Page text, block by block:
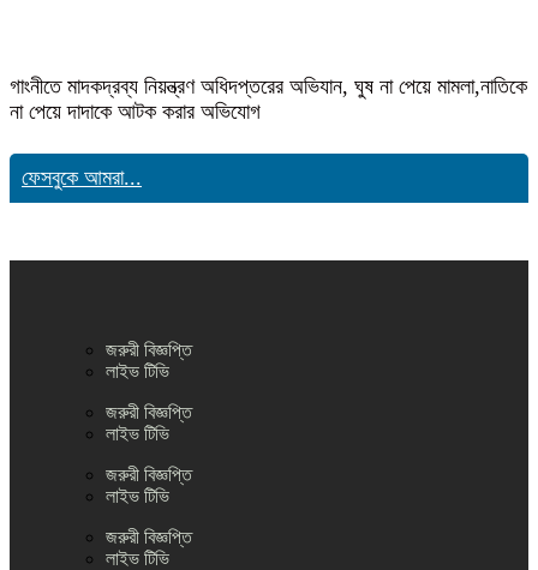
গাংনীতে মাদকদ্রব্য নিয়ন্ত্রণ অধিদপ্তরের অভিযান, ঘুষ না পেয়ে মামলা,নাতিকে
না পেয়ে দাদাকে আটক করার অভিযোগ
ফেসবুকে আমরা...
জরুরী বিজ্ঞপ্তি
লাইভ টিভি
জরুরী বিজ্ঞপ্তি
লাইভ টিভি
জরুরী বিজ্ঞপ্তি
লাইভ টিভি
জরুরী বিজ্ঞপ্তি
লাইভ টিভি